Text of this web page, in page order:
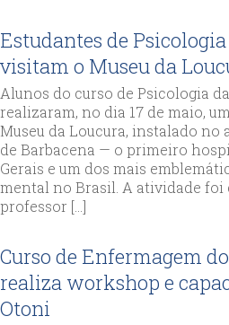
Estudantes de
visitam o Museu da
Alunos do curso de Psicologia
realizaram, no dia 17 de maio,
Museu da Loucura, instalado
de Barbacena — o primeiro
Gerais e um dos mais
mental no Brasil. A atividade foi
professor […]
Curso de Enfermagem
realiza workshop e
Otoni